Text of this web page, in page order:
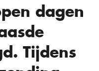
dagen
Tijdens